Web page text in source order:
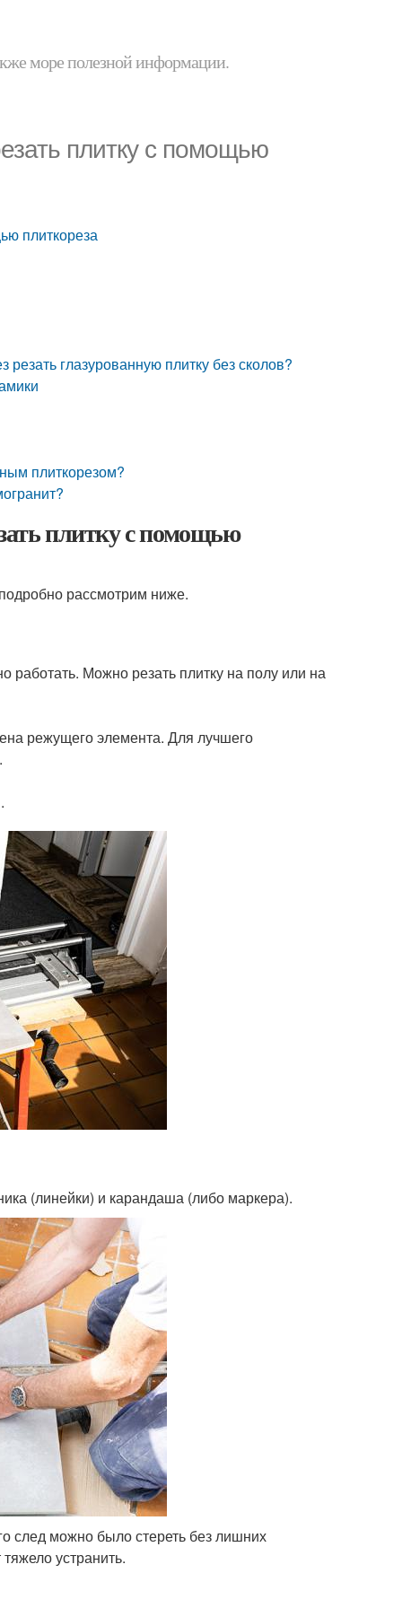
море полезной информации.
плитку с помощью
плиткореза
глазурованную плитку без сколов?
плиткорезом?
плитку с помощью
рассмотрим ниже.
работать. Можно резать плитку на полу или на
режущего элемента. Для лучшего
(линейки) и карандаша (либо маркера).
след можно было стереть без лишних
устранить.